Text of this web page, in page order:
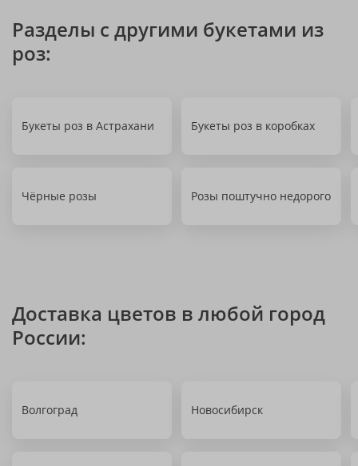
Разделы с другими букетами из
роз:
Букеты роз в Астрахани Букеты роз в коробках
Чёрные розы Розы поштучно недорого
Доставка цветов в любой город
России:
Волгоград Новосибирск